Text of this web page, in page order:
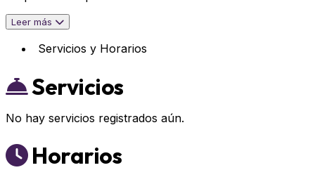
Leer más
Servicios y Horarios
Servicios
No hay servicios registrados aún.
Horarios